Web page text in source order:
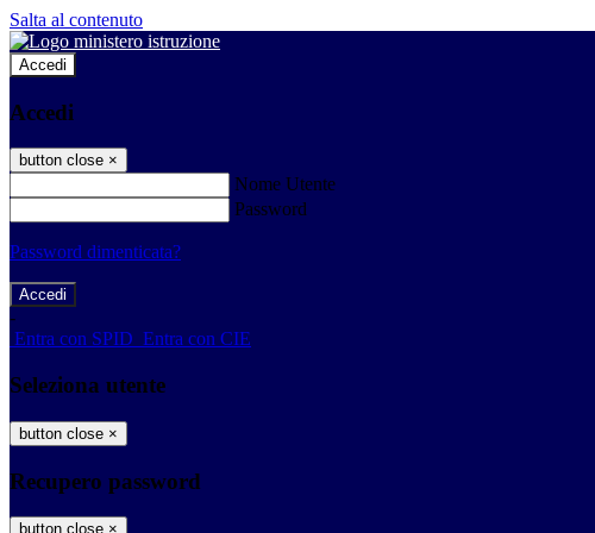
Salta al contenuto
Accedi
Accedi
button close ×
Nome Utente
Password
Password dimenticata?
-
Entra con SPID Entra con CIE
Seleziona utente
button close ×
Recupero password
button close ×